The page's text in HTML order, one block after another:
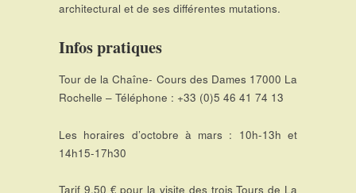
architectural et de ses différentes mutations.
Infos pratiques
Tour de la Chaîne- Cours des Dames 17000 La
Rochelle – Téléphone : +33 (0)5 46 41 74 13
Les horaires d’octobre à mars : 10h-13h et
14h15-17h30
Tarif 9.50 € pour la visite des trois Tours de La